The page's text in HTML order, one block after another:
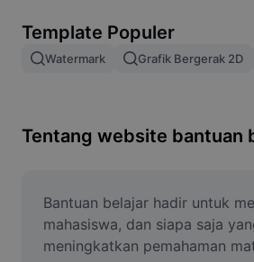
Gabung gambar
Ubah Ukuran Gambar
Pembuat Meme
AI Text Remover
Template Populer
Watermark Grafik Bergerak 2D
Tentang website bantuan
Bantuan belajar hadir untuk
mahasiswa, dan siapa saja
meningkatkan pemahaman